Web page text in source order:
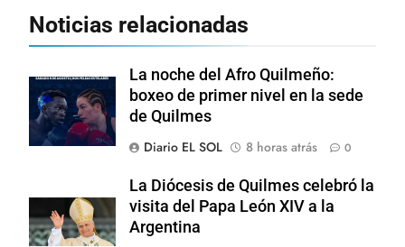
Noticias relacionadas
La noche del Afro Quilmeño:
boxeo de primer nivel en la sede
de Quilmes
Diario EL SOL
8 horas atrás 0
La Diócesis de Quilmes celebró la
visita del Papa León XIV a la
Argentina